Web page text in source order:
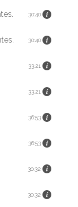
30:40
30:40
33:21
33:21
36:53
36:53
30:32
30:32